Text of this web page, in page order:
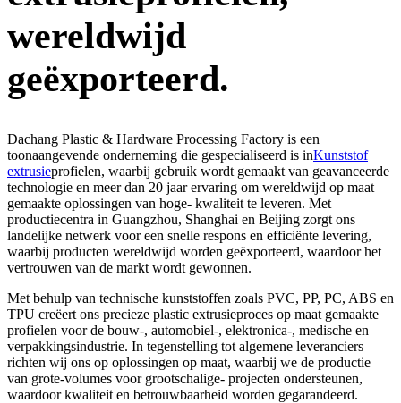
wereldwijd
geëxporteerd.
Dachang Plastic & Hardware Processing Factory is een
toonaangevende onderneming die gespecialiseerd is inKunststof
extrusieprofielen, waarbij gebruik wordt gemaakt van geavanceerde
technologie en meer dan 20 jaar ervaring om wereldwijd op maat
gemaakte oplossingen van hoge- kwaliteit te leveren. Met
productiecentra in Guangzhou, Shanghai en Beijing zorgt ons
landelijke netwerk voor een snelle respons en efficiënte levering,
waarbij producten wereldwijd worden geëxporteerd, waardoor het
vertrouwen van de markt wordt gewonnen.
Met behulp van technische kunststoffen zoals PVC, PP, PC, ABS en
TPU creëert ons precieze plastic extrusieproces op maat gemaakte
profielen voor de bouw-, automobiel-, elektronica-, medische en
verpakkingsindustrie. In tegenstelling tot algemene leveranciers
richten wij ons op oplossingen op maat, waarbij we de productie
van grote-volumes voor grootschalige- projecten ondersteunen,
waardoor kwaliteit en betrouwbaarheid worden gegarandeerd.